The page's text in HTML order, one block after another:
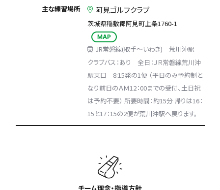
主な練習場所 阿見ゴルフクラブ
茨城県稲敷郡阿見町上条1760-1
MAP
JR常磐線(取手～いわき) 荒川沖駅
クラブバス：あり 全日：ＪＲ常磐線荒川沖
駅東口 8:15発の1便 （平日のみ予約制と
なり前日のＡＭ12：00までの受付、土日祝
は予約不要） 所要時間：約15分 帰りは16：
15と17：15の2便が荒川沖駅へ戻ります。